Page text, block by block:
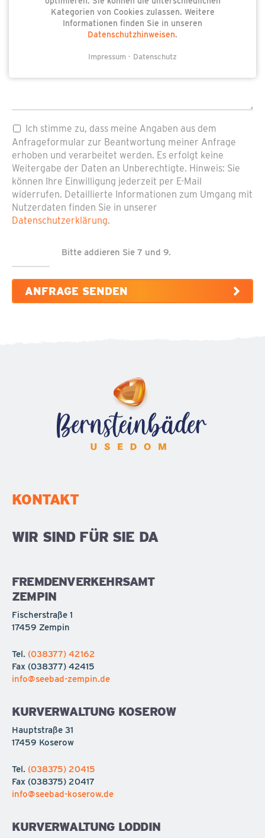
Pflichtfeld
Datenschutz*
Ich stimme zu, dass meine Angaben aus dem
Anfrageformular zur Beantwortung meiner Anfrage
erhoben und verarbeitet werden. Es erfolgt keine
Weitergabe der Daten an Unberechtigte. Hinweis: Sie
können Ihre Einwilligung jederzeit per E-Mail
widerrufen. Detaillierte Informationen zum Umgang mit
Nutzerdaten finden Sie in unserer
Datenschutzerklärung.
Bitte addieren Sie 7 und 9.
ANFRAGE SENDEN
KONTAKT
WIR SIND FÜR SIE DA
FREMDENVERKEHRSAMT
ZEMPIN
Fischerstraße 1
17459 Zempin
Tel. (038377) 42162
Fax (038377) 42415
info@seebad-zempin.de
KURVERWALTUNG KOSEROW
Hauptstraße 31
17459 Koserow
Tel. (038375) 20415
Fax (038375) 20417
info@seebad-koserow.de
KURVERWALTUNG LODDIN
Kategorien von Cookies zulassen. Weitere
Informationen finden Sie in unseren
Datenschutzhinweisen.
Impressum Datenschutz